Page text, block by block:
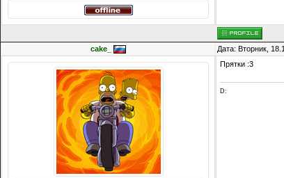
cake_ Дата: Вторник,
Прятки :3
D: